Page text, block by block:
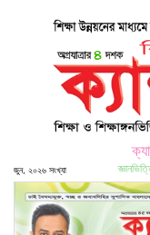
জুন, ২০২৬ সংখ্যা